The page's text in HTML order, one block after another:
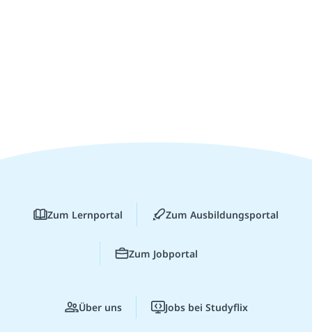
Zum Lernportal Zum Ausbildungsportal
Zum Jobportal
Über uns Jobs bei Studyflix